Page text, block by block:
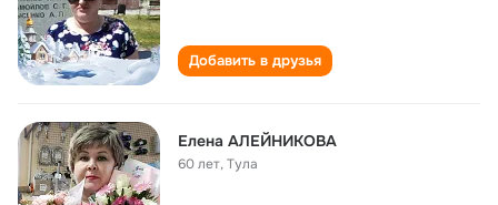
Добавить в друзья
Елена АЛЕЙНИКОВА
60 лет,Тула